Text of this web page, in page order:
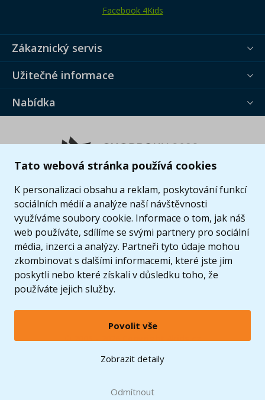
Tato webová stránka používá cookies
K personalizaci obsahu a reklam, poskytování funkcí
sociálních médií a analýze naší návštěvnosti
využíváme soubory cookie. Informace o tom, jak náš
web používáte, sdílíme se svými partnery pro sociální
média, inzerci a analýzy. Partneři tyto údaje mohou
zkombinovat s dalšími informacemi, které jste jim
poskytli nebo které získali v důsledku toho, že
používáte jejich služby.
Povolit vše
Zobrazit detaily
Odmítnout
Facebook 4Kids
Zákaznický servis
Užitečné informace
Nabídka
© 2005 - 2026 Copyright 4kids.cz
LEGO, logo LEGO a minifigurka jsou ochrannými známkami společnosti LEGO Group. ©
2024 The LEGO Group.
Zobrazit verzi pro desktop
při nákupu od